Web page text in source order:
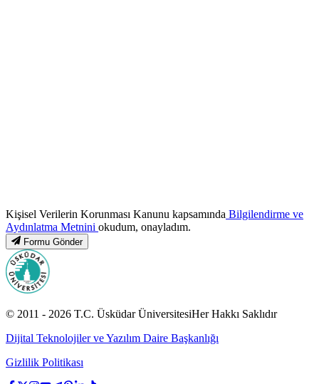
Kişisel Verilerin Korunması Kanunu kapsamında Bilgilendirme ve
Aydınlatma Metnini okudum, onayladım.
Formu Gönder
© 2011 - 2026 T.C. Üsküdar ÜniversitesiHer Hakkı Saklıdır
Dijital Teknolojiler ve Yazılım Daire Başkanlığı
Gizlilik Politikası